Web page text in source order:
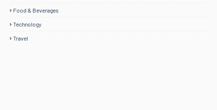
Food & Beverages
Technology
Travel